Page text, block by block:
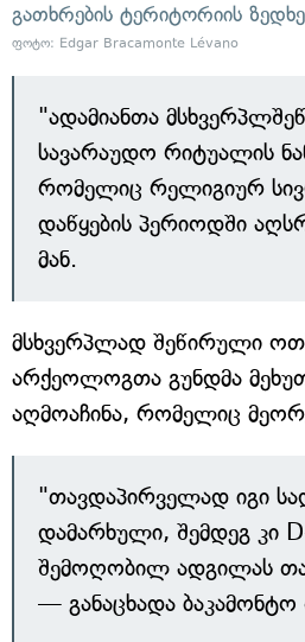
გათხრების ტერიტორიის
ფოტო: Edgar Bracamonte Lévano
"ადამიანთა
სავარაუდო რიტუალის
რომელიც რელიგიურ
დაწყების პერიოდში
მან.
მსხვერპლად შეწირული
არქეოლოგთა გუნდმა
აღმოაჩინა, რომელიც
"თავდაპირველად იგი
დამარხული, შემდეგ კი
შემოღობილ ადგილას
— განაცხადა